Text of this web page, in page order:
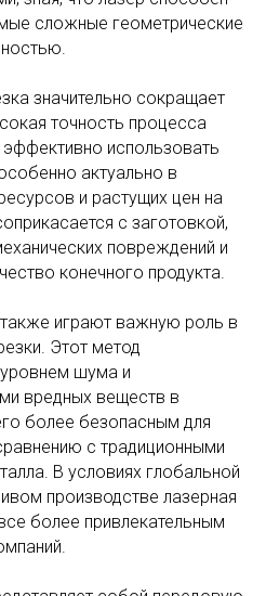
сложные геометрические
значительно сокращает
точность процесса
использовать
актуально в
и растущих цен на
с заготовкой,
повреждений и
конечного продукта.
играют важную роль в
Этот метод
уровнем шума и
вредных веществ в
более безопасным для
с традиционными
В условиях глобальной
производстве лазерная
более привлекательным